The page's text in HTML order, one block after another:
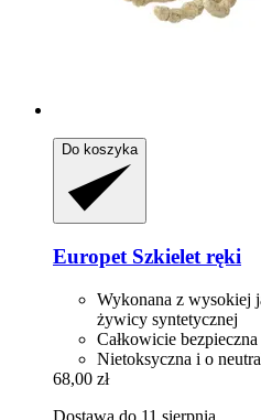
Do koszyka
Europet Szkielet ręki
Wykonana z wysokiej
żywicy syntetycznej
Całkowicie
Nietoksyczna i o
68,00 zł
Dostawa do 11 sierpnia